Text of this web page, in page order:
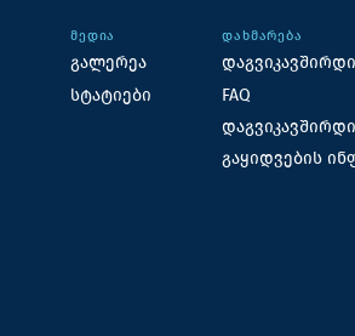
ᲛᲔᲓᲘᲐ
გალერეა
სტატიები
ᲓᲐᲮᲛᲐᲠᲔᲑᲐ
FAQ
გაყიდვების